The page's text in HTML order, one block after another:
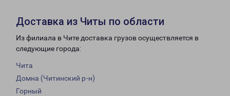
Доставка из Читы по области
Из филиала в Чите доставка грузов осуществляется в
следующие города:
Чита
Домна (Читинский р-н)
Горный